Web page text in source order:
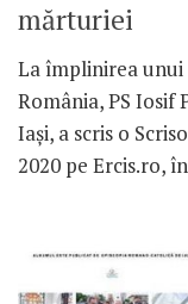
mărturiei
La împlinirea unui
România, PS Iosif
Iași, a scris o
2020 pe Ercis.ro,